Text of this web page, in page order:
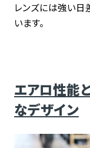
レンズには強い日
います。
エアロ性能
なデザイン